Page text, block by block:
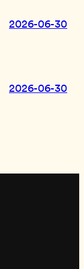
2026-06-30
2026-06-30